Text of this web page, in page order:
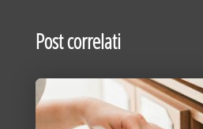
Post correlati